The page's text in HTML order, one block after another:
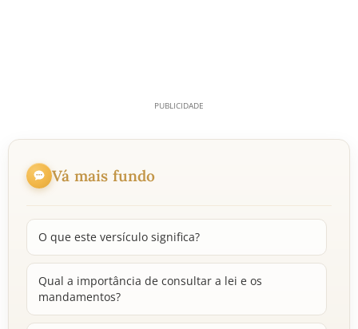
Vá mais fundo
O que este versículo significa?
Qual a importância de consultar a lei e os
mandamentos?